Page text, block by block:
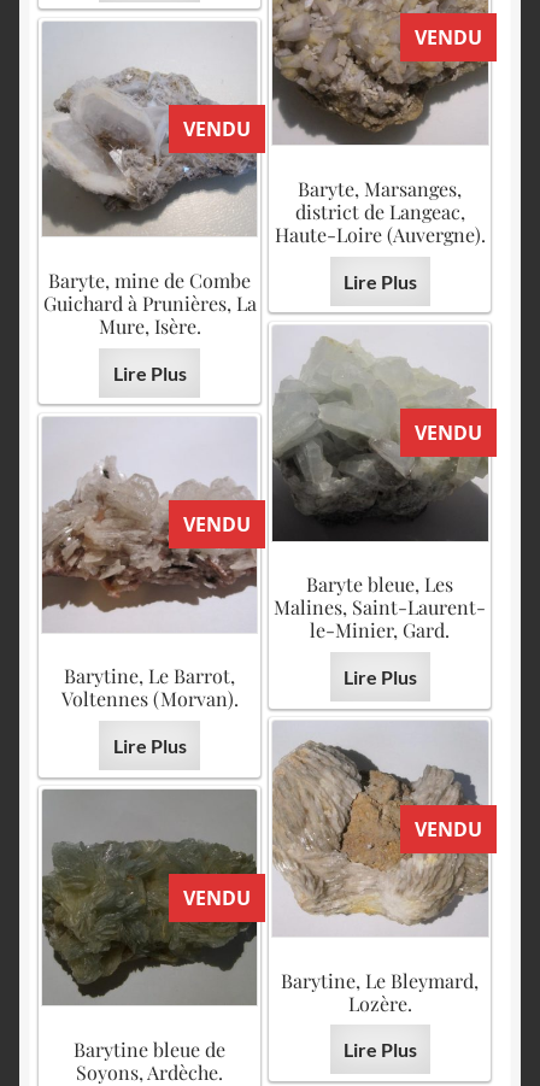
VENDU
Baryte, Marsanges,
district de Langeac,
Haute-Loire (Auvergne).
Lire Plus
VENDU
Baryte, mine de Combe
Guichard à Prunières, La
Mure, Isère.
Lire Plus
VENDU
Baryte bleue, Les
Malines, Saint-Laurent-
le-Minier, Gard.
Lire Plus
VENDU
Barytine, Le Barrot,
Voltennes (Morvan).
Lire Plus
VENDU
Barytine, Le Bleymard,
Lozère.
Lire Plus
VENDU
Barytine bleue de
Soyons, Ardèche.